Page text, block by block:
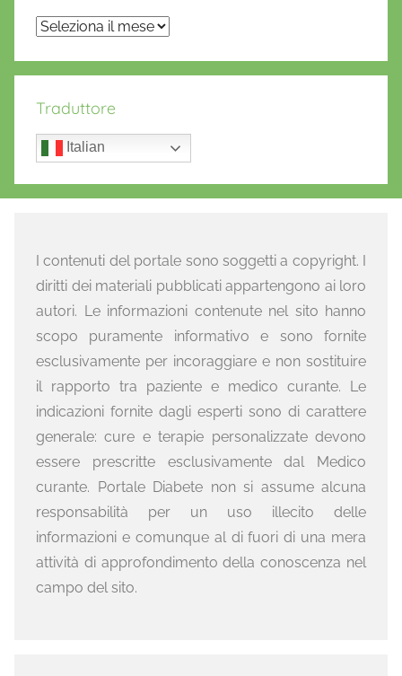
Archivi
Traduttore
Italian
I contenuti del portale sono soggetti a copyright. I
diritti dei materiali pubblicati appartengono ai loro
autori. Le informazioni contenute nel sito hanno
scopo puramente informativo e sono fornite
esclusivamente per incoraggiare e non sostituire
il rapporto tra paziente e medico curante. Le
indicazioni fornite dagli esperti sono di carattere
generale: cure e terapie personalizzate devono
essere prescritte esclusivamente dal Medico
curante. Portale Diabete non si assume alcuna
responsabilità per un uso illecito delle
informazioni e comunque al di fuori di una mera
attività di approfondimento della conoscenza nel
campo del sito.